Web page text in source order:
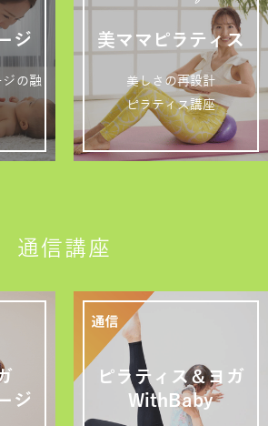
ジ
の融
美ママピラティス
美しさの再設計
ピラティス講座
通信講座
ジ
ピラティス＆ヨガ
WithBaby